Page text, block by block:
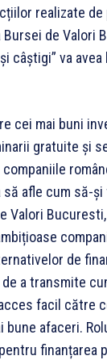
realizate
de
câștigi” va
cei mai buni
gratuite și
afle cum să-
Valori
de
a transmite
facil către
afaceri.
finanțarea